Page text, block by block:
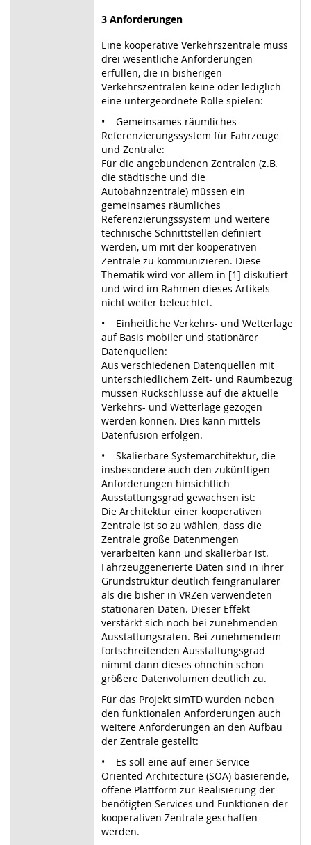
3 Anforderungen
Eine kooperative Verkehrszentrale muss
drei wesentliche Anforderungen
erfüllen, die in bisherigen
Verkehrszentralen keine oder lediglich
eine untergeordnete Rolle spielen:
• Gemeinsames räumliches
Referenzierungssystem für Fahrzeuge
und Zentrale:
Für die angebundenen Zentralen (z.B.
die städtische und die
Autobahnzentrale) müssen ein
gemeinsames räumliches
Referenzierungssystem und weitere
technische Schnittstellen definiert
werden, um mit der kooperativen
Zentrale zu kommunizieren. Diese
Thematik wird vor allem in [1] diskutiert
und wird im Rahmen dieses Artikels
nicht weiter beleuchtet.
• Einheitliche Verkehrs- und Wetterlage
auf Basis mobiler und stationärer
Datenquellen:
Aus verschiedenen Datenquellen mit
unterschiedlichem Zeit- und Raumbezug
müssen Rückschlüsse auf die aktuelle
Verkehrs- und Wetterlage gezogen
werden können. Dies kann mittels
Datenfusion erfolgen.
• Skalierbare Systemarchitektur, die
insbesondere auch den zukünftigen
Anforderungen hinsichtlich
Ausstattungsgrad gewachsen ist:
Die Architektur einer kooperativen
Zentrale ist so zu wählen, dass die
Zentrale große Datenmengen
verarbeiten kann und skalierbar ist.
Fahrzeuggenerierte Daten sind in ihrer
Grundstruktur deutlich feingranularer
als die bisher in VRZen verwendeten
stationären Daten. Dieser Effekt
verstärkt sich noch bei zunehmenden
Ausstattungsraten. Bei zunehmendem
fortschreitenden Ausstattungsgrad
nimmt dann dieses ohnehin schon
größere Datenvolumen deutlich zu.
Für das Projekt simTD wurden neben
den funktionalen Anforderungen auch
weitere Anforderungen an den Aufbau
der Zentrale gestellt:
• Es soll eine auf einer Service
Oriented Architecture (SOA) basierende,
offene Plattform zur Realisierung der
benötigten Services und Funktionen der
kooperativen Zentrale geschaffen
werden.